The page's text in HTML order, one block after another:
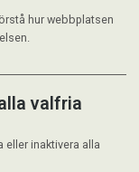
hur webbplatsen
valfria
eller inaktivera alla